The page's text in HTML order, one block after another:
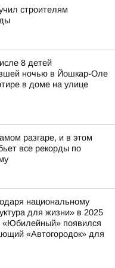
строителям
8 детей
ночью в Йошкар-Оле
в доме на улице
разгаре, и в этом
все рекорды по
национальному
для жизни» в 2025
«Юбилейный» появился
«Автогородок» для